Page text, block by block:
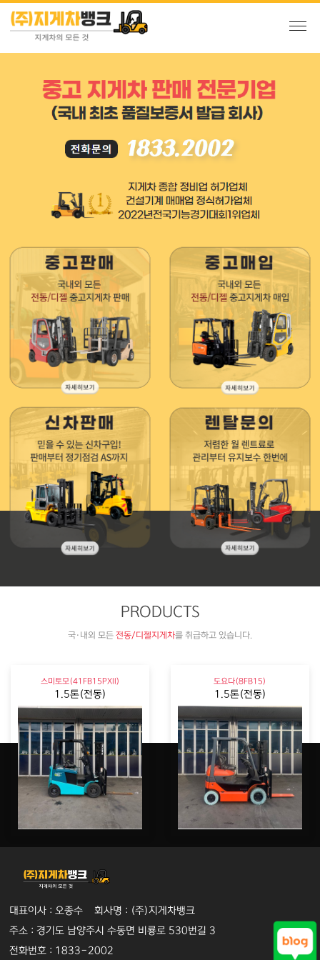
PRODUCTS
국·내외 모든 전동/디젤지게차를 취급하고 있습니다.
스미토모(41FB15PXII)
1.5톤(전동)
도요다(8FB15)
1.5톤(전동)
대표이사 : 오종수 회사명 : (주)지게차뱅크
주소 : 경기도 남양주시 수동면 비룡로 530번길 3
전화번호 : 1833-2002